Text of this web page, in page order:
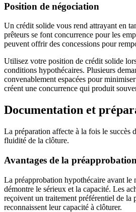
Position de négociation
Un crédit solide vous rend attrayant en
prêteurs se font concurrence pour les
peuvent offrir des concessions pour
Utilisez votre position de crédit solide
conditions hypothécaires. Plusieurs
convenablement espacées pour
créent une concurrence qui produit
Documentation et
La préparation affecte à la fois le succès
fluidité de la clôture.
Avantages de la préapprobation
La préapprobation hypothécaire avant le
démontre le sérieux et la capacité. Les
reçoivent un traitement préférentiel de la
reconnaissent leur capacité à clôturer.